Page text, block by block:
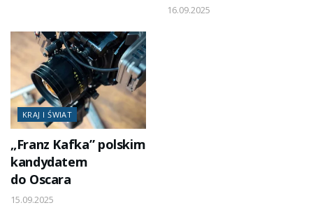
16.09.2025
KRAJ I ŚWIAT
„Franz Kafka” polskim
kandydatem
do Oscara
15.09.2025